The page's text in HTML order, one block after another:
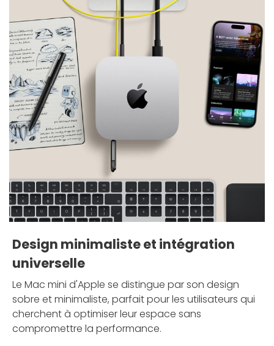
Design minimaliste et intégration
universelle
Le Mac mini d'Apple se distingue par son design
sobre et minimaliste, parfait pour les utilisateurs qui
cherchent à optimiser leur espace sans
compromettre la performance.